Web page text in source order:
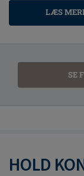
LÆS
SE
HOLD